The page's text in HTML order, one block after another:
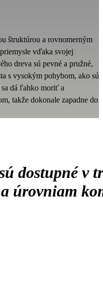
štruktúrou a rovnomerným
vďaka svojej
dreva sú pevné a pružné,
s vysokým pohybom, ako sú
sa dá ľahko moriť a
takže dokonale zapadne do
dostupné v
úrovniam